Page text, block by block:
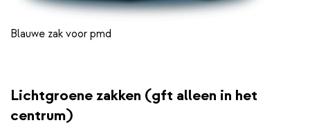
Blauwe zak voor pmd
Lichtgroene zakken (gft alleen in het
centrum)